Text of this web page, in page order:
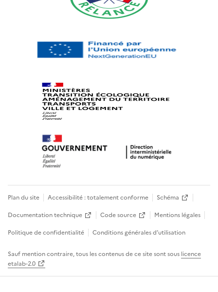
Plan du site Accessibilité : totalement conforme
Schéma
Documentation technique
Code source
Mentions légales
Politique de confidentialité
Conditions générales d’utilisation
Sauf mention contraire, tous les contenus de ce site sont sous licence
etalab-2.0